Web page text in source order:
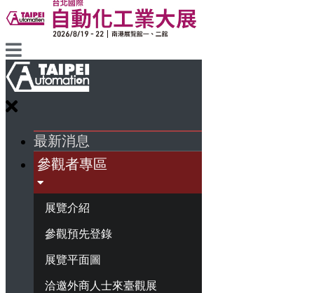
最新消息
參觀者專區
展覽介紹
參觀預先登錄
展覽平面圖
洽邀外商人士來臺觀展